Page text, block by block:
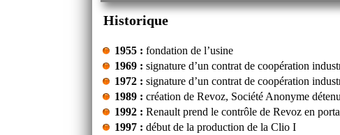
Historique
1955 : fondation de l’usine
1969 : signature d’un contrat de coopération
1972 : signature d’un contrat de coopération
1989 : création de Revoz, Société Anonyme
1992 : Renault prend le contrôle de Revoz en
1997 : début de la production de la Clio I